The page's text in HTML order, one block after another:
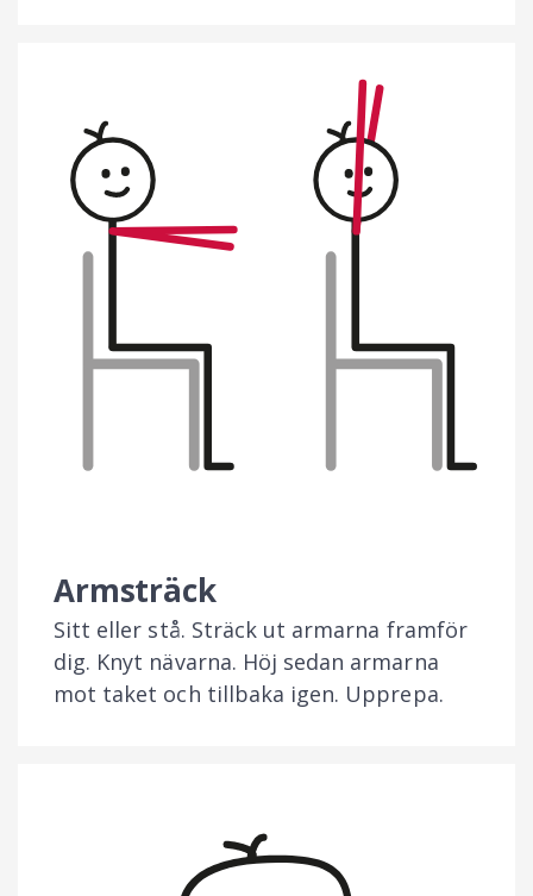
Armsträck
Sitt eller stå. Sträck ut armarna framför
dig. Knyt nävarna. Höj sedan armarna
mot taket och tillbaka igen. Upprepa.